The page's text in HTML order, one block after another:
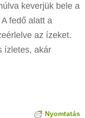
keverjük bele a
fedő alatt a
az ízeket.
ízletes, akár
Nyomtatás